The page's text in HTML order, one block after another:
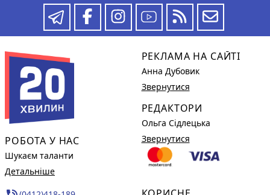
РОБОТА У НАС
Шукаєм таланти
Детальніше
РЕКЛАМА НА САЙТІ
Анна Дубовик
Звернутися
РЕДАКТОРИ
Ольга Сідлецька
Звернутися